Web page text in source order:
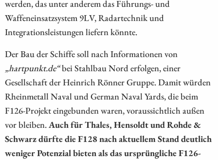
werden, das unter anderem das Führungs- und
Waffeneinsatzsystem 9LV, Radartechnik und
Integrationsleistungen liefern könnte.
Der Bau der Schiffe soll nach Informationen von
„hartpunkt.de“bei Stahlbau Nord erfolgen, einer
Gesellschaft der Heinrich Rönner Gruppe. Damit würden
Rheinmetall Naval und German Naval Yards, die beim
F126-Projekt eingebunden waren, voraussichtlich außen
vor bleiben.Auch für Thales, Hensoldt und Rohde &
Schwarz dürfte die F128 nach aktuellem Stand deutlich
weniger Potenzial bieten als das ursprüngliche F126-